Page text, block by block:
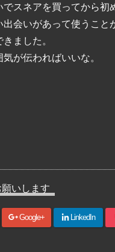
スネアを買ってから初
出会いがあって使うこ
ました。
が伝わればいいな。
いします
Google+ LinkedIn